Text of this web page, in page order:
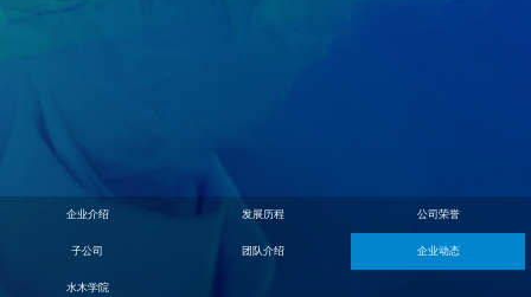
企业介绍 发展历程 公司荣誉
子公司 团队介绍 企业动态
水木学院